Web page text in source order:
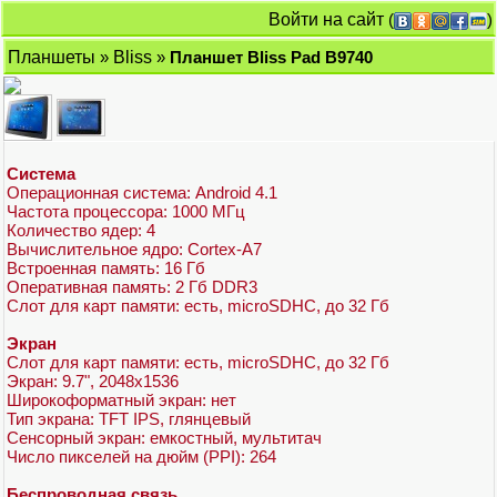
Войти на сайт (
)
Планшеты » Bliss » Планшет Bliss Pad B9740
Система
Операционная система: Android 4.1
Частота процессора: 1000 МГц
Количество ядер: 4
Вычислительное ядро: Cortex-A7
Встроенная память: 16 Гб
Оперативная память: 2 Гб DDR3
Слот для карт памяти: есть, microSDHC, до 32 Гб
Экран
Слот для карт памяти: есть, microSDHC, до 32 Гб
Экран: 9.7", 2048x1536
Широкоформатный экран: нет
Тип экрана: TFT IPS, глянцевый
Сенсорный экран: емкостный, мультитач
Число пикселей на дюйм (PPI): 264